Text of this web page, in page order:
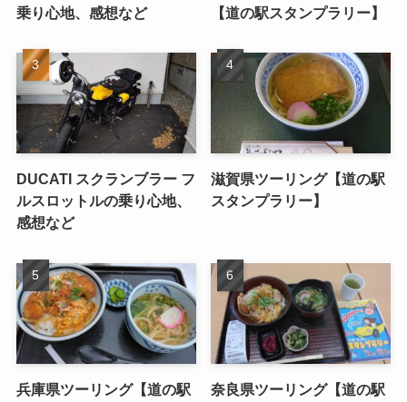
乗り心地、感想など
【道の駅スタンプラリー】
DUCATI スクランブラー フ
ルスロットルの乗り心地、
感想など
滋賀県ツーリング【道の駅
スタンプラリー】
兵庫県ツーリング【道の駅
奈良県ツーリング【道の駅